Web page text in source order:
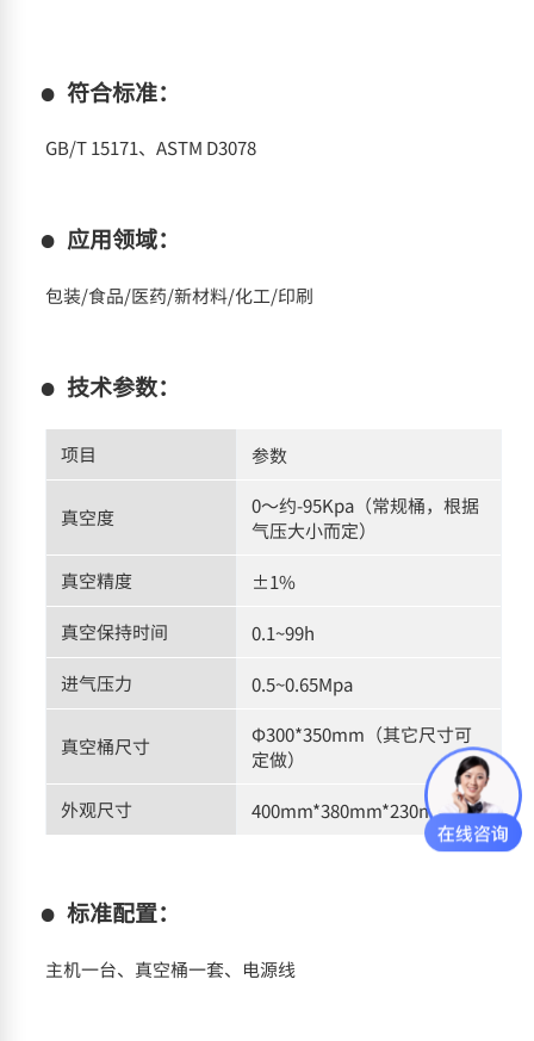
符合标准：
GB/T 15171、ASTM D3078
应用领域：
包装/食品/医药/新材料/化工/印刷
技术参数：
项目 参数
真空度
0～约-95Kpa（常规桶，根据
气压大小而定）
真空精度
±1%
真空保持时间
0.1~99h
进气压力
0.5~0.65Mpa
真空桶尺寸
Φ300*350mm（其它尺寸可
定做）
外观尺寸
400mm*380mm*230mm
标准配置：
主机一台、真空桶一套、电源线